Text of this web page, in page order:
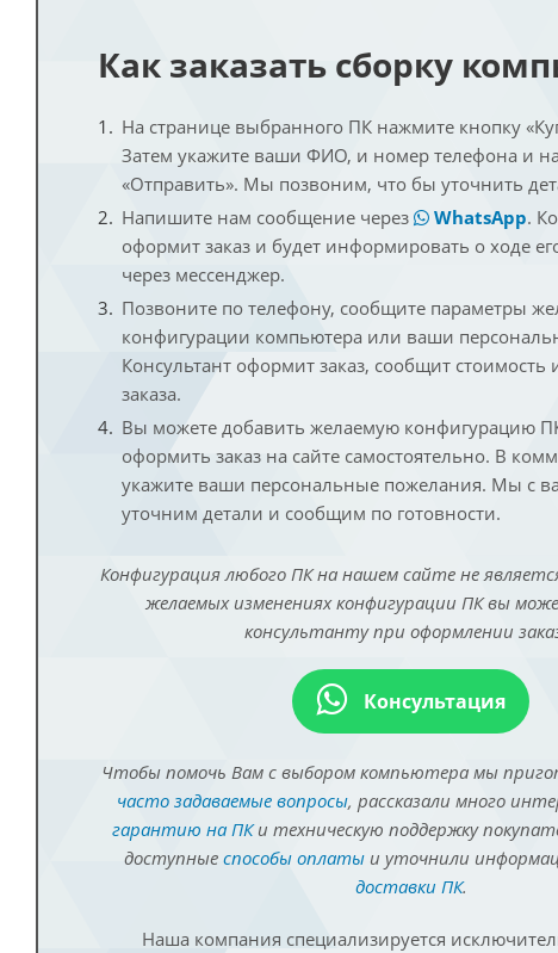
Как заказать сборку
На странице выбранного ПК нажмите кнопку
Затем укажите ваши ФИО, и номер телефона и
«Отправить». Мы позвоним, что бы уточнить
Напишите нам сообщение через
WhatsApp.
оформит заказ и будет информировать о ходе
через мессенджер.
Позвоните по телефону, сообщите параметры
конфигурации компьютера или ваши
Консультант оформит заказ, сообщит стоимость
заказа.
Вы можете добавить желаемую конфигурацию
оформить заказ на сайте самостоятельно. В
укажите ваши персональные пожелания. Мы с
уточним детали и сообщим по готовности.
Конфигурация любого ПК на нашем сайте не
желаемых изменениях конфигурации ПК вы
консультанту при оформлении
Консультация
Чтобы помочь Вам с выбором компьютера мы
часто задаваемые вопросы, рассказали много
гарантию на ПКи техническую поддержку
доступные способы оплатыи уточнили
доставки ПК.
Наша компания специализируется